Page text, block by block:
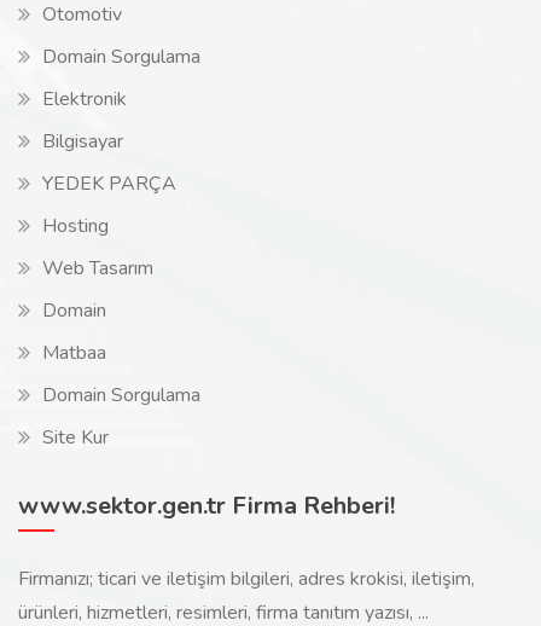
Otomotiv
Domain Sorgulama
Elektronik
Bilgisayar
YEDEK PARÇA
Hosting
Web Tasarım
Domain
Matbaa
Domain Sorgulama
Site Kur
www.sektor.gen.tr Firma Rehberi!
Firmanızı; ticari ve iletişim bilgileri, adres krokisi, iletişim,
ürünleri, hizmetleri, resimleri, firma tanıtım yazısı, ...